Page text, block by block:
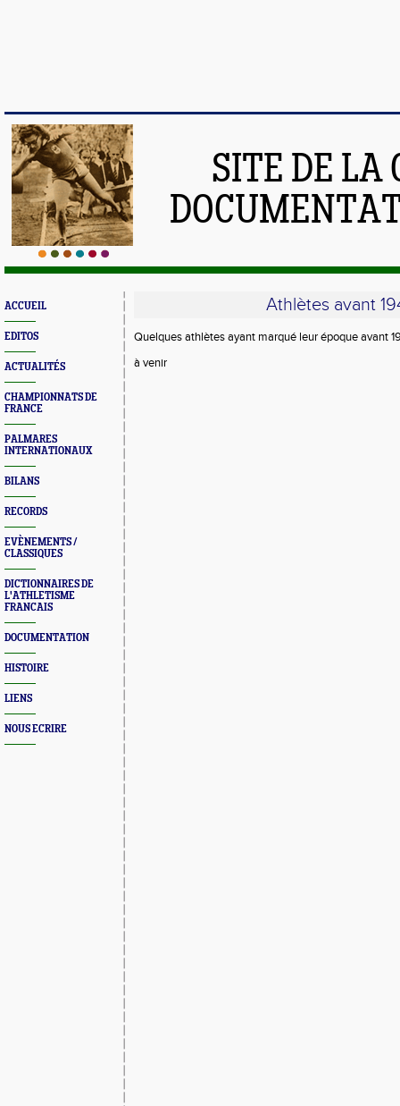
SITE DE LA
ACCUEIL
EDITOS
ACTUALITÉS
CHAMPIONNATS DE
FRANCE
PALMARES
INTERNATIONAUX
BILANS
RECORDS
EVÈNEMENTS /
CLASSIQUES
DICTIONNAIRES DE
L'ATHLETISME
FRANCAIS
DOCUMENTATION
HISTOIRE
LIENS
NOUS ECRIRE
Athlètes avant
Quelques athlètes ayant marqué leur époque avant
à venir